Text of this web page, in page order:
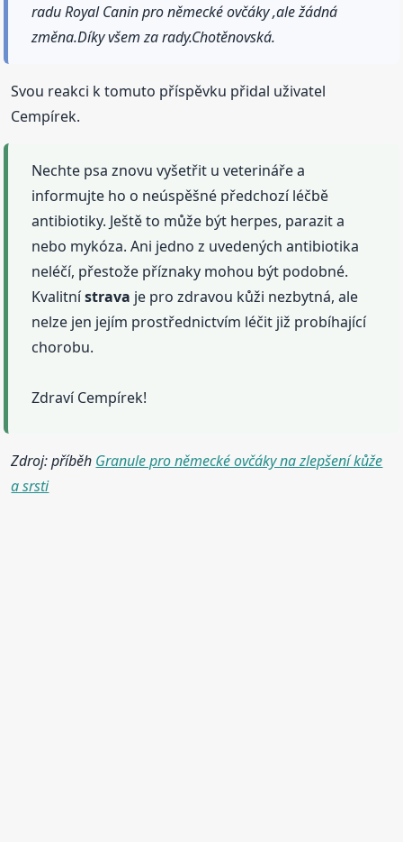
radu Royal Canin pro německé ovčáky ,ale žádná
změna.Díky všem za rady.Chotěnovská.
Svou reakci k tomuto příspěvku přidal uživatel
Cempírek.
Nechte psa znovu vyšetřit u veterináře a
informujte ho o neúspěšné předchozí léčbě
antibiotiky. Ještě to může být herpes, parazit a
nebo mykóza. Ani jedno z uvedených antibiotika
neléčí, přestože příznaky mohou být podobné.
Kvalitnístrava je pro zdravou kůži nezbytná, ale
nelze jen jejím prostřednictvím léčit již probíhající
chorobu.
Zdraví Cempírek!
Zdroj: příběh Granule pro německé ovčáky na zlepšení kůže
a srsti